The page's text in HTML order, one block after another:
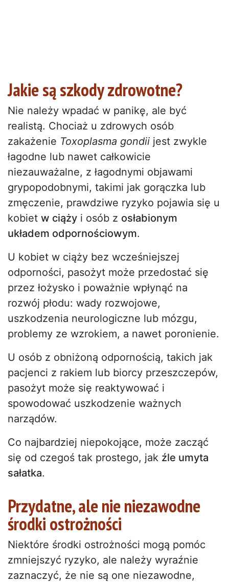
Jakie są szkody zdrowotne?
Nie należy wpadać w panikę, ale być
realistą. Chociaż u zdrowych osób
zakażenie Toxoplasma gondii jest zwykle
łagodne lub nawet całkowicie
niezauważalne, z łagodnymi objawami
grypopodobnymi, takimi jak gorączka lub
zmęczenie, prawdziwe ryzyko pojawia się u
kobiet w ciąży i osób z osłabionym
układem odpornościowym.
U kobiet w ciąży bez wcześniejszej
odporności, pasożyt może przedostać się
przez łożysko i poważnie wpłynąć na
rozwój płodu: wady rozwojowe,
uszkodzenia neurologiczne lub mózgu,
problemy ze wzrokiem, a nawet poronienie.
U osób z obniżoną odpornością, takich jak
pacjenci z rakiem lub biorcy przeszczepów,
pasożyt może się reaktywować i
spowodować uszkodzenie ważnych
narządów.
Co najbardziej niepokojące, może zacząć
się od czegoś tak prostego, jak źle umyta
sałatka.
Przydatne, ale nie niezawodne
środki ostrożności
Niektóre środki ostrożności mogą pomóc
zmniejszyć ryzyko, ale należy wyraźnie
zaznaczyć, że nie są one niezawodne,